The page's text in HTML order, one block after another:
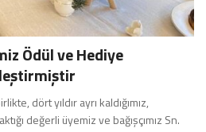
Ödül ve Hediye
dört yıldır ayrı kaldığımız,
değerli üyemiz ve bağışçımız Sn.